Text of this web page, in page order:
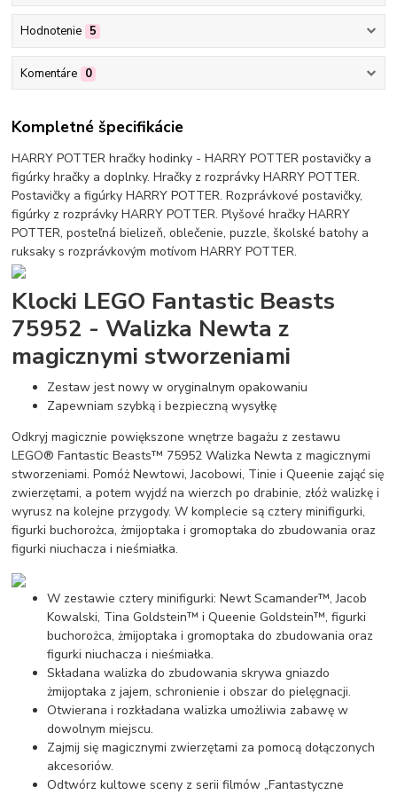
Hodnotenie 5
Komentáre 0
Kompletné špecifikácie
HARRY POTTER hračky hodinky - HARRY POTTER postavičky a
figúrky hračky a doplnky. Hračky z rozprávky HARRY POTTER.
Postavičky a figúrky HARRY POTTER. Rozprávkové postavičky,
figúrky z rozprávky HARRY POTTER. Plyšové hračky HARRY
POTTER, posteľná bielizeň, oblečenie, puzzle, školské batohy a
ruksaky s rozprávkovým motívom HARRY POTTER.
Klocki LEGO Fantastic Beasts
75952 - Walizka Newta z
magicznymi stworzeniami
Zestaw jest nowy w oryginalnym opakowaniu
Zapewniam szybką i bezpieczną wysyłkę
Odkryj magicznie powiększone wnętrze bagażu z zestawu
LEGO® Fantastic Beasts™ 75952 Walizka Newta z magicznymi
stworzeniami. Pomóż Newtowi, Jacobowi, Tinie i Queenie zająć się
zwierzętami, a potem wyjdź na wierzch po drabinie, złóż walizkę i
wyrusz na kolejne przygody. W komplecie są cztery minifigurki,
figurki buchorożca, żmijoptaka i gromoptaka do zbudowania oraz
figurki niuchacza i nieśmiałka.
W zestawie cztery minifigurki: Newt Scamander™, Jacob
Kowalski, Tina Goldstein™ i Queenie Goldstein™, figurki
buchorożca, żmijoptaka i gromoptaka do zbudowania oraz
figurki niuchacza i nieśmiałka.
Składana walizka do zbudowania skrywa gniazdo
żmijoptaka z jajem, schronienie i obszar do pielęgnacji.
Otwierana i rozkładana walizka umożliwia zabawę w
dowolnym miejscu.
Zajmij się magicznymi zwierzętami za pomocą dołączonych
akcesoriów.
Odtwórz kultowe sceny z serii filmów „Fantastyczne